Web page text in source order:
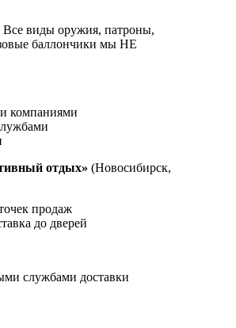
виды оружия, патроны,
баллончики мы НЕ
компаниями
отдых» (Новосибирск,
продаж
до дверей
службами доставки